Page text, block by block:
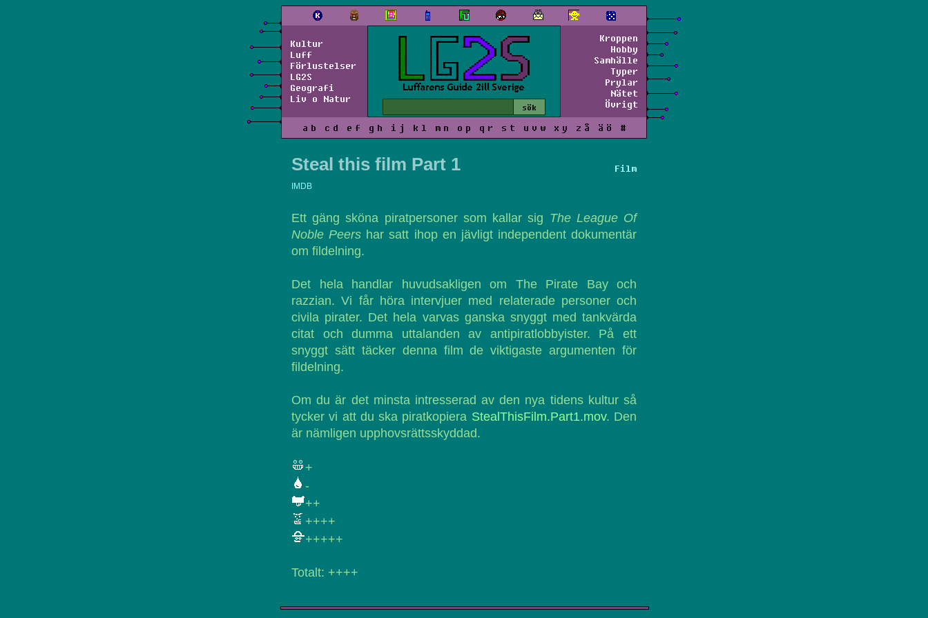
Kultur
Luff
Förlustelser
LG2S
Geografi
Liv o Natur
Kroppen
Hobby
Samhälle
Typer
Prylar
Nätet
Övrigt
a b c d e f g h i j k l m n o p q r s t u v w x y z å ä ö #
Film
Steal this film Part 1
IMDB
Ett gäng sköna piratpersoner som kallar sig The League Of
Noble Peers har satt ihop en jävligt independent dokumentär
om fildelning.
Det hela handlar huvudsakligen om The Pirate Bay och
razzian. Vi får höra intervjuer med relaterade personer och
civila pirater. Det hela varvas ganska snyggt med tankvärda
citat och dumma uttalanden av antipiratlobbyister. På ett
snyggt sätt täcker denna film de viktigaste argumenten för
fildelning.
Om du är det minsta intresserad av den nya tidens kultur så
tycker vi att du ska piratkopiera StealThisFilm.Part1.mov. Den
är nämligen upphovsrättsskyddad.
+
-
++
++++
+++++
Totalt: ++++